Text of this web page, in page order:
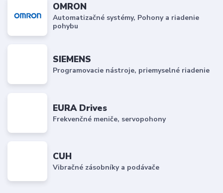
OMRON
Automatizačné systémy, Pohony a riadenie
pohybu
SIEMENS
Programovacie nástroje, priemyselné riadenie
EURA Drives
Frekvenčné meniče, servopohony
CUH
Vibračné zásobníky a podávače